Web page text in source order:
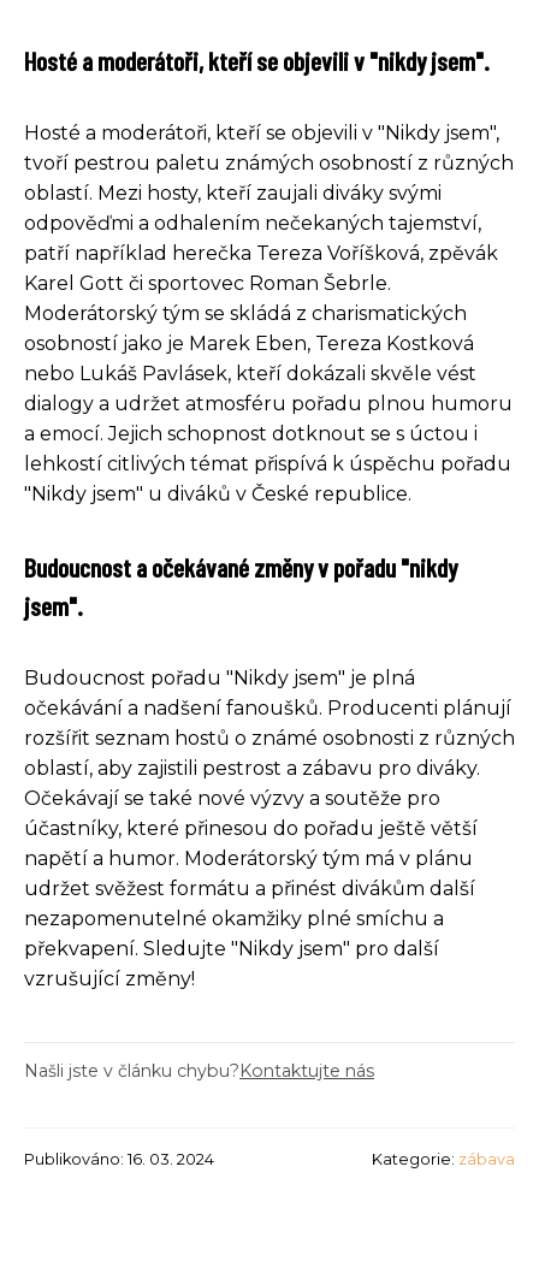
Hosté a moderátoři, kteří se objevili v "nikdy jsem".
Hosté a moderátoři, kteří se objevili v "Nikdy jsem",
tvoří pestrou paletu známých osobností z různých
oblastí. Mezi hosty, kteří zaujali diváky svými
odpověďmi a odhalením nečekaných tajemství,
patří například herečka Tereza Voříšková, zpěvák
Karel Gott či sportovec Roman Šebrle.
Moderátorský tým se skládá z charismatických
osobností jako je Marek Eben, Tereza Kostková
nebo Lukáš Pavlásek, kteří dokázali skvěle vést
dialogy a udržet atmosféru pořadu plnou humoru
a emocí. Jejich schopnost dotknout se s úctou i
lehkostí citlivých témat přispívá k úspěchu pořadu
"Nikdy jsem" u diváků v České republice.
Budoucnost a očekávané změny v pořadu "nikdy
jsem".
Budoucnost pořadu "Nikdy jsem" je plná
očekávání a nadšení fanoušků. Producenti plánují
rozšířit seznam hostů o známé osobnosti z různých
oblastí, aby zajistili pestrost a zábavu pro diváky.
Očekávají se také nové výzvy a soutěže pro
účastníky, které přinesou do pořadu ještě větší
napětí a humor. Moderátorský tým má v plánu
udržet svěžest formátu a přinést divákům další
nezapomenutelné okamžiky plné smíchu a
překvapení. Sledujte "Nikdy jsem" pro další
vzrušující změny!
Našli jste v článku chybu?Kontaktujte nás
Publikováno: 16. 03. 2024 Kategorie: zábava